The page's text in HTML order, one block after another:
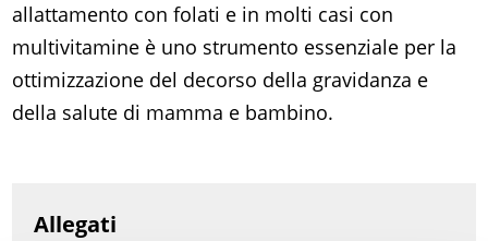
allattamento con folati e in molti casi con
multivitamine è uno strumento essenziale per la
ottimizzazione del decorso della gravidanza e
della salute di mamma e bambino.
Allegati